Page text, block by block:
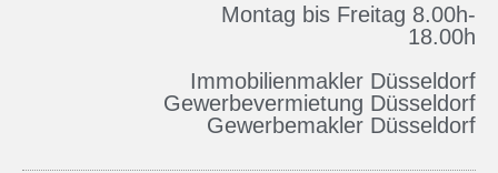
Montag bis Freitag 8.00h-
18.00h
Immobilienmakler Düsseldorf
Gewerbevermietung Düsseldorf
Gewerbemakler Düsseldorf